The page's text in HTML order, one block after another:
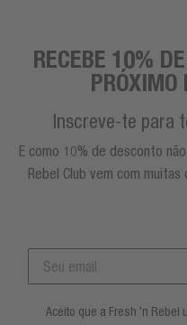
RECEBE 10%
PRÓXIMO
Inscreve-te para
E como 10% de desconto
Rebel Club vem com
Aceito que a Fresh 'n